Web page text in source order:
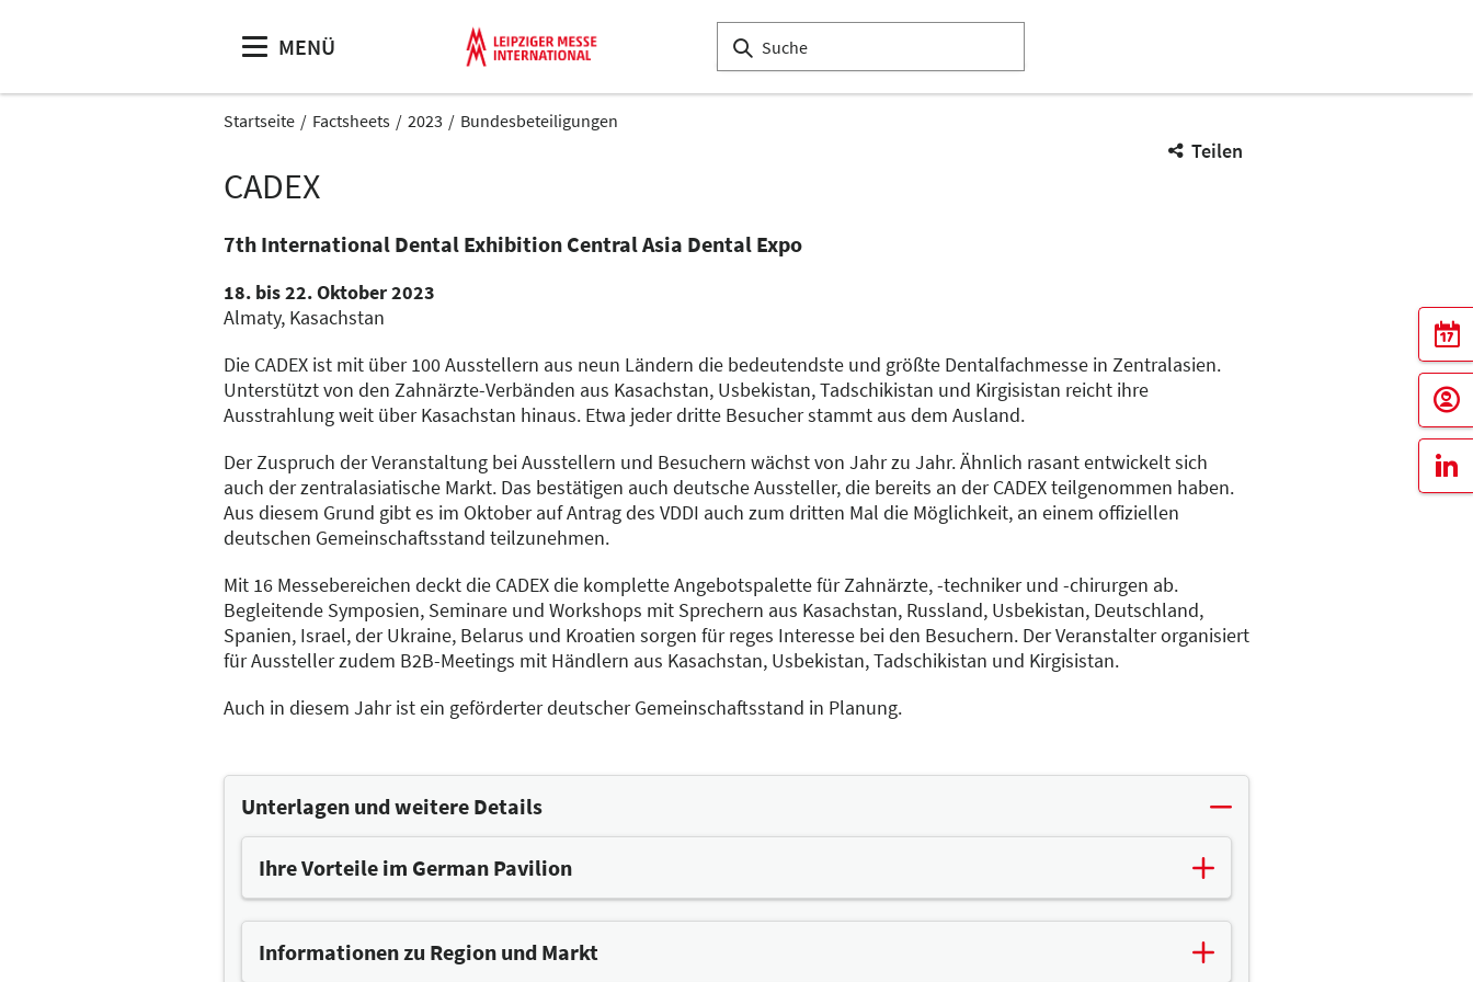
MENÜ
Startseite Factsheets 2023 Bundesbeteiligungen
Teilen
CADEX
7th International Dental Exhibition Central Asia Dental Expo
18. bis 22. Oktober 2023
Almaty, Kasachstan
Die CADEX ist mit über 100 Ausstellern aus neun Ländern die bedeutendste und größte Dentalfachmesse in Zentralasien.
Unterstützt von den Zahnärzte-Verbänden aus Kasachstan, Usbekistan, Tadschikistan und Kirgisistan reicht ihre
Ausstrahlung weit über Kasachstan hinaus. Etwa jeder dritte Besucher stammt aus dem Ausland.
Der Zuspruch der Veranstaltung bei Ausstellern und Besuchern wächst von Jahr zu Jahr. Ähnlich rasant entwickelt sich
auch der zentralasiatische Markt. Das bestätigen auch deutsche Aussteller, die bereits an der CADEX teilgenommen haben.
Aus diesem Grund gibt es im Oktober auf Antrag des VDDI auch zum dritten Mal die Möglichkeit, an einem offiziellen
deutschen Gemeinschaftsstand teilzunehmen.
Mit 16 Messebereichen deckt die CADEX die komplette Angebotspalette für Zahnärzte, -techniker und -chirurgen ab.
Begleitende Symposien, Seminare und Workshops mit Sprechern aus Kasachstan, Russland, Usbekistan, Deutschland,
Spanien, Israel, der Ukraine, Belarus und Kroatien sorgen für reges Interesse bei den Besuchern. Der Veranstalter organisiert
für Aussteller zudem B2B-Meetings mit Händlern aus Kasachstan, Usbekistan, Tadschikistan und Kirgisistan.
Auch in diesem Jahr ist ein geförderter deutscher Gemeinschaftsstand in Planung.
Unterlagen und weitere Details
Ihre Vorteile im German Pavilion
Die Teilnahme am German Pavilion bringt eine Vielzahl an Vorteilen für Ihr Unternehmen mit sich:
geförderte Beteiligungspreise
ganzheitliche Unterstützung bei Ihren Messevorbereitungen im Vorfeld sowie zur Messelaufzeit vor Ort
Informationen zu Region und Markt